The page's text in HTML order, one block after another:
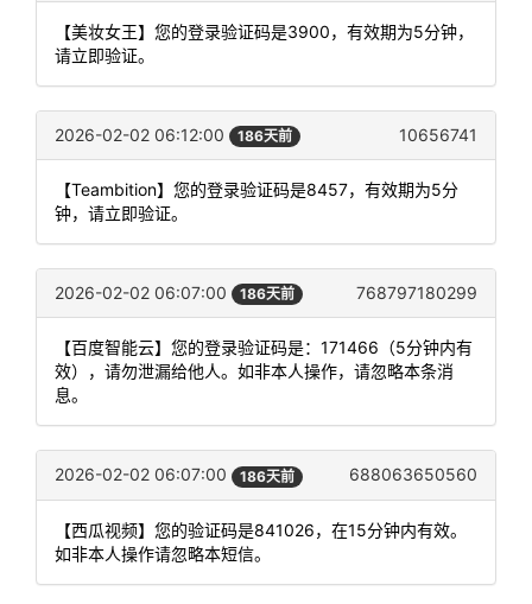
【美妆女王】您的登录验证码是3900，有效期为5分钟，
请立即验证。
2026-02-02 06:12:00 186天前 10656741
【Teambition】您的登录验证码是8457，有效期为5分
钟，请立即验证。
2026-02-02 06:07:00 186天前 768797180299
【百度智能云】您的登录验证码是：171466（5分钟内有
效），请勿泄漏给他人。如非本人操作，请忽略本条消
息。
2026-02-02 06:07:00 186天前 688063650560
【西瓜视频】您的验证码是841026，在15分钟内有效。
如非本人操作请忽略本短信。